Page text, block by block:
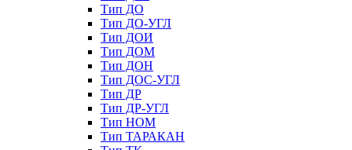
Тип ДО
Тип ДО-УГЛ
Тип ДОИ
Тип ДОМ
Тип ДОН
Тип ДОС-УГЛ
Тип ДР
Тип ДР-УГЛ
Тип НОМ
Тип ТАРАКАН